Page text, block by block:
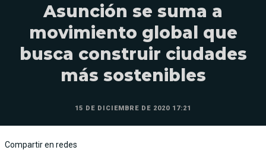
Asunción se suma a
movimiento global que
busca construir ciudades
más sostenibles
15 DE DICIEMBRE DE 2020 17:21
Compartir en redes